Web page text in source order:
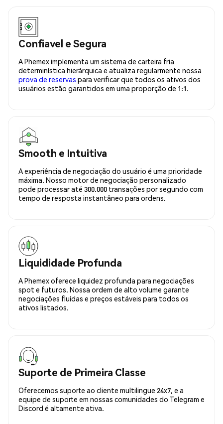
Confiavel e Segura
A Phemex implementa um sistema de carteira fria
determinística hierárquica e atualiza regularmente nossa
prova de reservas para verificar que todos os ativos dos
usuários estão garantidos em uma proporção de 1:1.
Smooth e Intuitiva
A experiência de negociação do usuário é uma prioridade
máxima. Nosso motor de negociação personalizado
pode processar até 300.000 transações por segundo com
tempo de resposta instantâneo para ordens.
Liquididade Profunda
A Phemex oferece liquidez profunda para negociações
spot e futuros. Nossa ordem de alto volume garante
negociações fluídas e preços estáveis para todos os
ativos listados.
Suporte de Primeira Classe
Oferecemos suporte ao cliente multilingue 24x7, e a
equipe de suporte em nossas comunidades do Telegram e
Discord é altamente ativa.